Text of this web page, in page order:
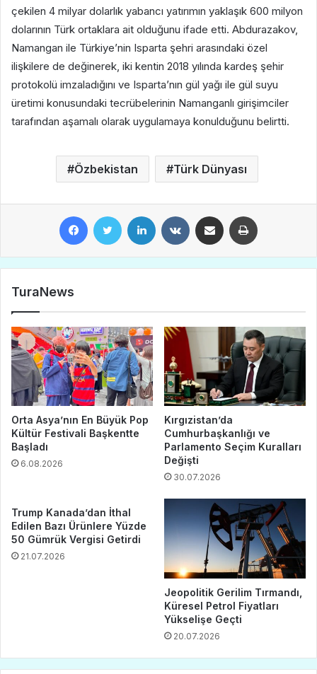
çekilen 4 milyar dolarlık yabancı yatırımın yaklaşık 600 milyon
dolarının Türk ortaklara ait olduğunu ifade etti. Abdurazakov,
Namangan ile Türkiye’nin Isparta şehri arasındaki özel
ilişkilere de değinerek, iki kentin 2018 yılında kardeş şehir
protokolü imzaladığını ve Isparta’nın gül yağı ile gül suyu
üretimi konusundaki tecrübelerinin Namanganlı girişimciler
tarafından aşamalı olarak uygulamaya konulduğunu belirtti.
Özbekistan Türk Dünyası
TuraNews
Orta Asya’nın En Büyük Pop
Kültür Festivali Başkentte
Başladı
6.08.2026
Kırgızistan’da
Cumhurbaşkanlığı ve
Parlamento Seçim Kuralları
Değişti
30.07.2026
Trump Kanada’dan İthal
Edilen Bazı Ürünlere Yüzde
50 Gümrük Vergisi Getirdi
21.07.2026
Jeopolitik Gerilim Tırmandı,
Küresel Petrol Fiyatları
Yükselişe Geçti
20.07.2026